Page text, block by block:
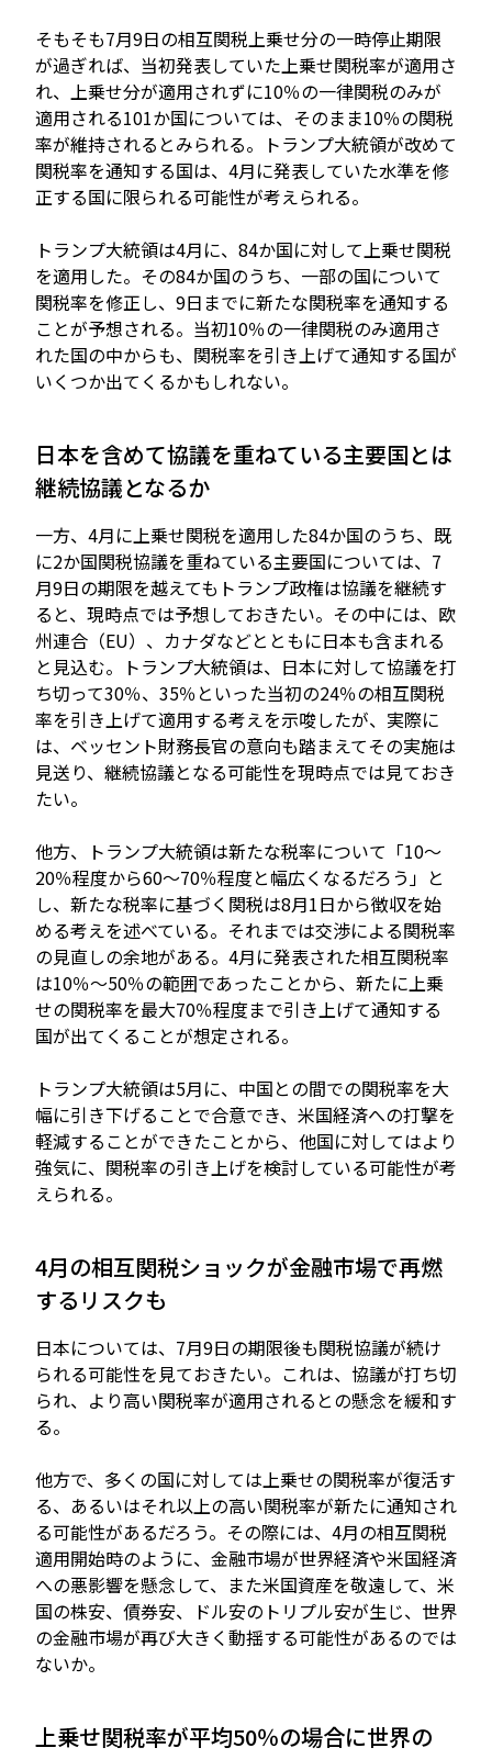
そもそも7月9日の相互関税上乗せ分の一時停止期限
が過ぎれば、当初発表していた上乗せ関税率が適用さ
れ、上乗せ分が適用されずに10％の一律関税のみが
適用される101か国については、そのまま10％の関税
率が維持されるとみられる。トランプ大統領が改めて
関税率を通知する国は、4月に発表していた水準を修
正する国に限られる可能性が考えられる。
トランプ大統領は4月に、84か国に対して上乗せ関税
を適用した。その84か国のうち、一部の国について
関税率を修正し、9日までに新たな関税率を通知する
ことが予想される。当初10％の一律関税のみ適用さ
れた国の中からも、関税率を引き上げて通知する国が
いくつか出てくるかもしれない。
日本を含めて協議を重ねている主要国とは
継続協議となるか
一方、4月に上乗せ関税を適用した84か国のうち、既
に2か国関税協議を重ねている主要国については、7
月9日の期限を越えてもトランプ政権は協議を継続す
ると、現時点では予想しておきたい。その中には、欧
州連合（EU）、カナダなどとともに日本も含まれる
と見込む。トランプ大統領は、日本に対して協議を打
ち切って30％、35％といった当初の24％の相互関税
率を引き上げて適用する考えを示唆したが、実際に
は、ベッセント財務長官の意向も踏まえてその実施は
見送り、継続協議となる可能性を現時点では見ておき
たい。
他方、トランプ大統領は新たな税率について「10～
20％程度から60～70％程度と幅広くなるだろう」と
し、新たな税率に基づく関税は8月1日から徴収を始
める考えを述べている。それまでは交渉による関税率
の見直しの余地がある。4月に発表された相互関税率
は10％～50％の範囲であったことから、新たに上乗
せの関税率を最大70％程度まで引き上げて通知する
国が出てくることが想定される。
トランプ大統領は5月に、中国との間での関税率を大
幅に引き下げることで合意でき、米国経済への打撃を
軽減することができたことから、他国に対してはより
強気に、関税率の引き上げを検討している可能性が考
えられる。
4月の相互関税ショックが金融市場で再燃
するリスクも
日本については、7月9日の期限後も関税協議が続け
られる可能性を見ておきたい。これは、協議が打ち切
られ、より高い関税率が適用されるとの懸念を緩和す
る。
他方で、多くの国に対しては上乗せの関税率が復活す
る、あるいはそれ以上の高い関税率が新たに通知され
る可能性があるだろう。その際には、4月の相互関税
適用開始時のように、金融市場が世界経済や米国経済
への悪影響を懸念して、また米国資産を敬遠して、米
国の株安、債券安、ドル安のトリプル安が生じ、世界
の金融市場が再び大きく動揺する可能性があるのでは
ないか。
上乗せ関税率が平均50％の場合に世界の